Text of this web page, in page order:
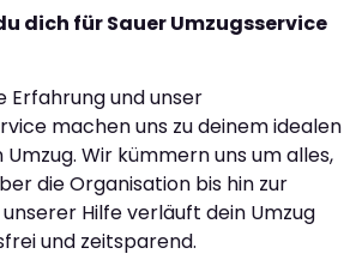
dich für Sauer Umzugsservice
Erfahrung und unser
machen uns zu deinem idealen
Wir kümmern uns um alles,
die Organisation bis hin zur
Hilfe verläuft dein Umzug
und zeitsparend.